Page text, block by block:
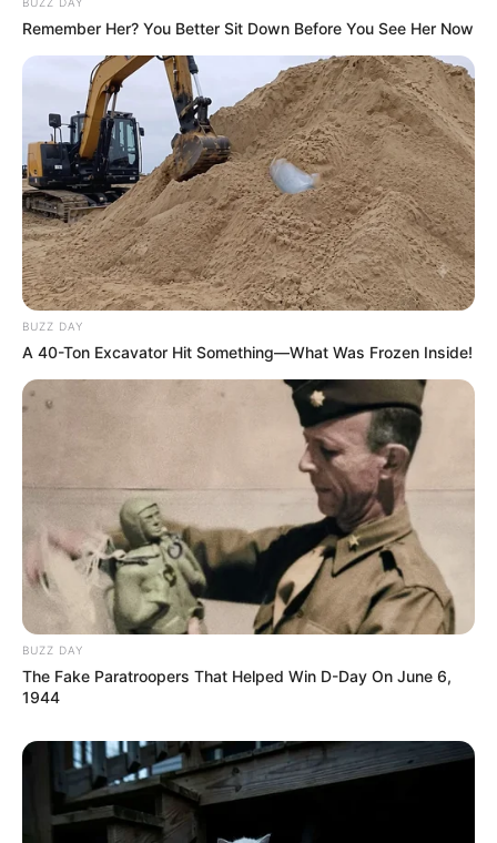
Remember Her? You Better Sit Down Before You See Her Now
BUZZ DAY
A 40-Ton Excavator Hit Something—What Was Frozen Inside!
BUZZ DAY
The Fake Paratroopers That Helped Win D-Day On June 6,
1944